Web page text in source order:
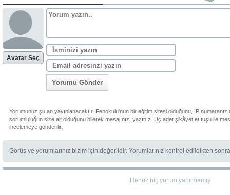
Avatar Seç
Yorumu Gönder
Yorumunuz şu an yayınlanacaktır. Fenokulu'nun bir eğitim sitesi olduğunu, IP
sorumluluğun size ait olduğunu bilerek mesajınızı yazınız. Üç adet şikâyet et tuşu ile
incelemeye gönderilir.
Görüş ve yorumlarınız bizim için değerlidir. Yorumlarınız kontrol edildikten
Henüz hiç yorum yapılmamış